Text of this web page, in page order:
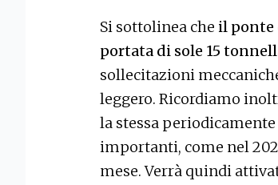
Si sottolinea che il ponte
portata di sole 15
sollecitazioni
leggero. Ricordiamo
la stessa
importanti, come nel
mese. Verrà quindi